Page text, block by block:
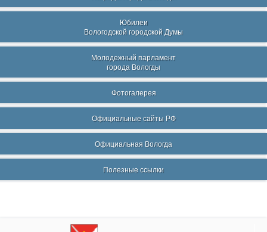
Юбилеи
Вологодской городской Думы
Молодежный парламент
города Вологды
Фотогалерея
Официальные сайты РФ
Официальная Вологда
Полезные ссылки